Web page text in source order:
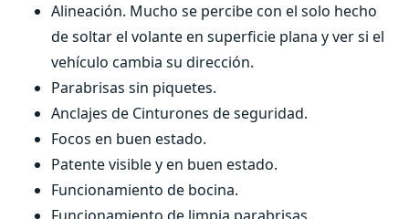
Alineación. Mucho se percibe con el solo hecho
de soltar el volante en superficie plana y ver si el
vehículo cambia su dirección.
Parabrisas sin piquetes.
Anclajes de Cinturones de seguridad.
Focos en buen estado.
Patente visible y en buen estado.
Funcionamiento de bocina.